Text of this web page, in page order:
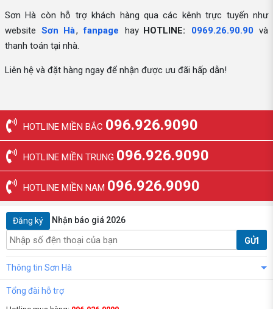
Sơn Hà còn hỗ trợ khách hàng qua các kênh trực tuyến như
website Sơn Hà, fanpage hay HOTLINE: 0969.26.90.90 và
thanh toán tại nhà.
Liên hệ và đặt hàng ngay để nhận được ưu đãi hấp dẫn!
HOTLINE MIỀN BẮC 096.926.9090
HOTLINE MIỀN TRUNG 096.926.9090
HOTLINE MIỀN NAM 096.926.9090
Đăng ký Nhận báo giá 2026
GỬI
Thông tin Sơn Hà
Tổng đài hỗ trợ